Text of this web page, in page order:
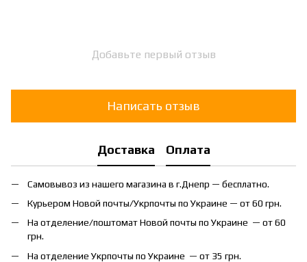
Добавьте первый отзыв
Написать отзыв
Доставка Оплата
Самовывоз из нашего магазина в г.Днепр — бесплатно.
Курьером Новой почты/Укрпочты по Украине — от 60 грн.
На отделение/поштомат Новой почты по Украине — от 60
грн.
На отделение Укрпочты по Украине — от 35 грн.